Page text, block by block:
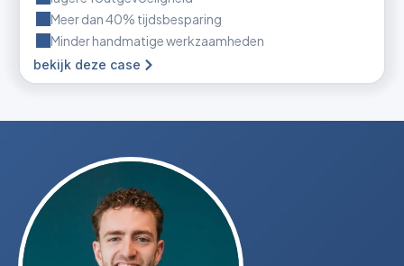
Meer dan 40% tijdsbesparing
Minder handmatige werkzaamheden
bekijk deze case